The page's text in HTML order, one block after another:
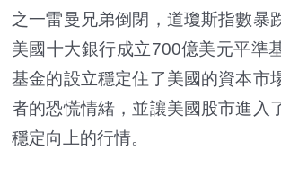
之一雷曼兄弟倒閉，道瓊斯指數暴
美國十大銀行成立700億美元平準
基金的設立穩定住了美國的資本市
者的恐慌情緒，並讓美國股市進入
穩定向上的行情。